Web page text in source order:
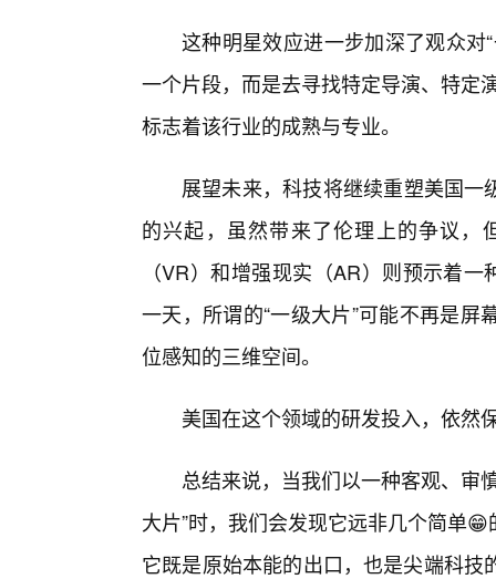
这种明星效应进一步加深了观众对
一个片段，而是去寻找特定导演、特定
标志着该行业的成熟与专业。
展望未来，科技将继续重塑美国
的兴起，虽然带来了伦理上的争议，
（VR）和增强现实（AR）则预示着
一天，所谓的“一级大片”可能不再是
位感知的三维空间。
美国在这个领域的研发投入，依然
总结来说，当我们以一种客观、审
大片”时，我们会发现它远非几个简单
它既是原始本能的出口，也是尖端科